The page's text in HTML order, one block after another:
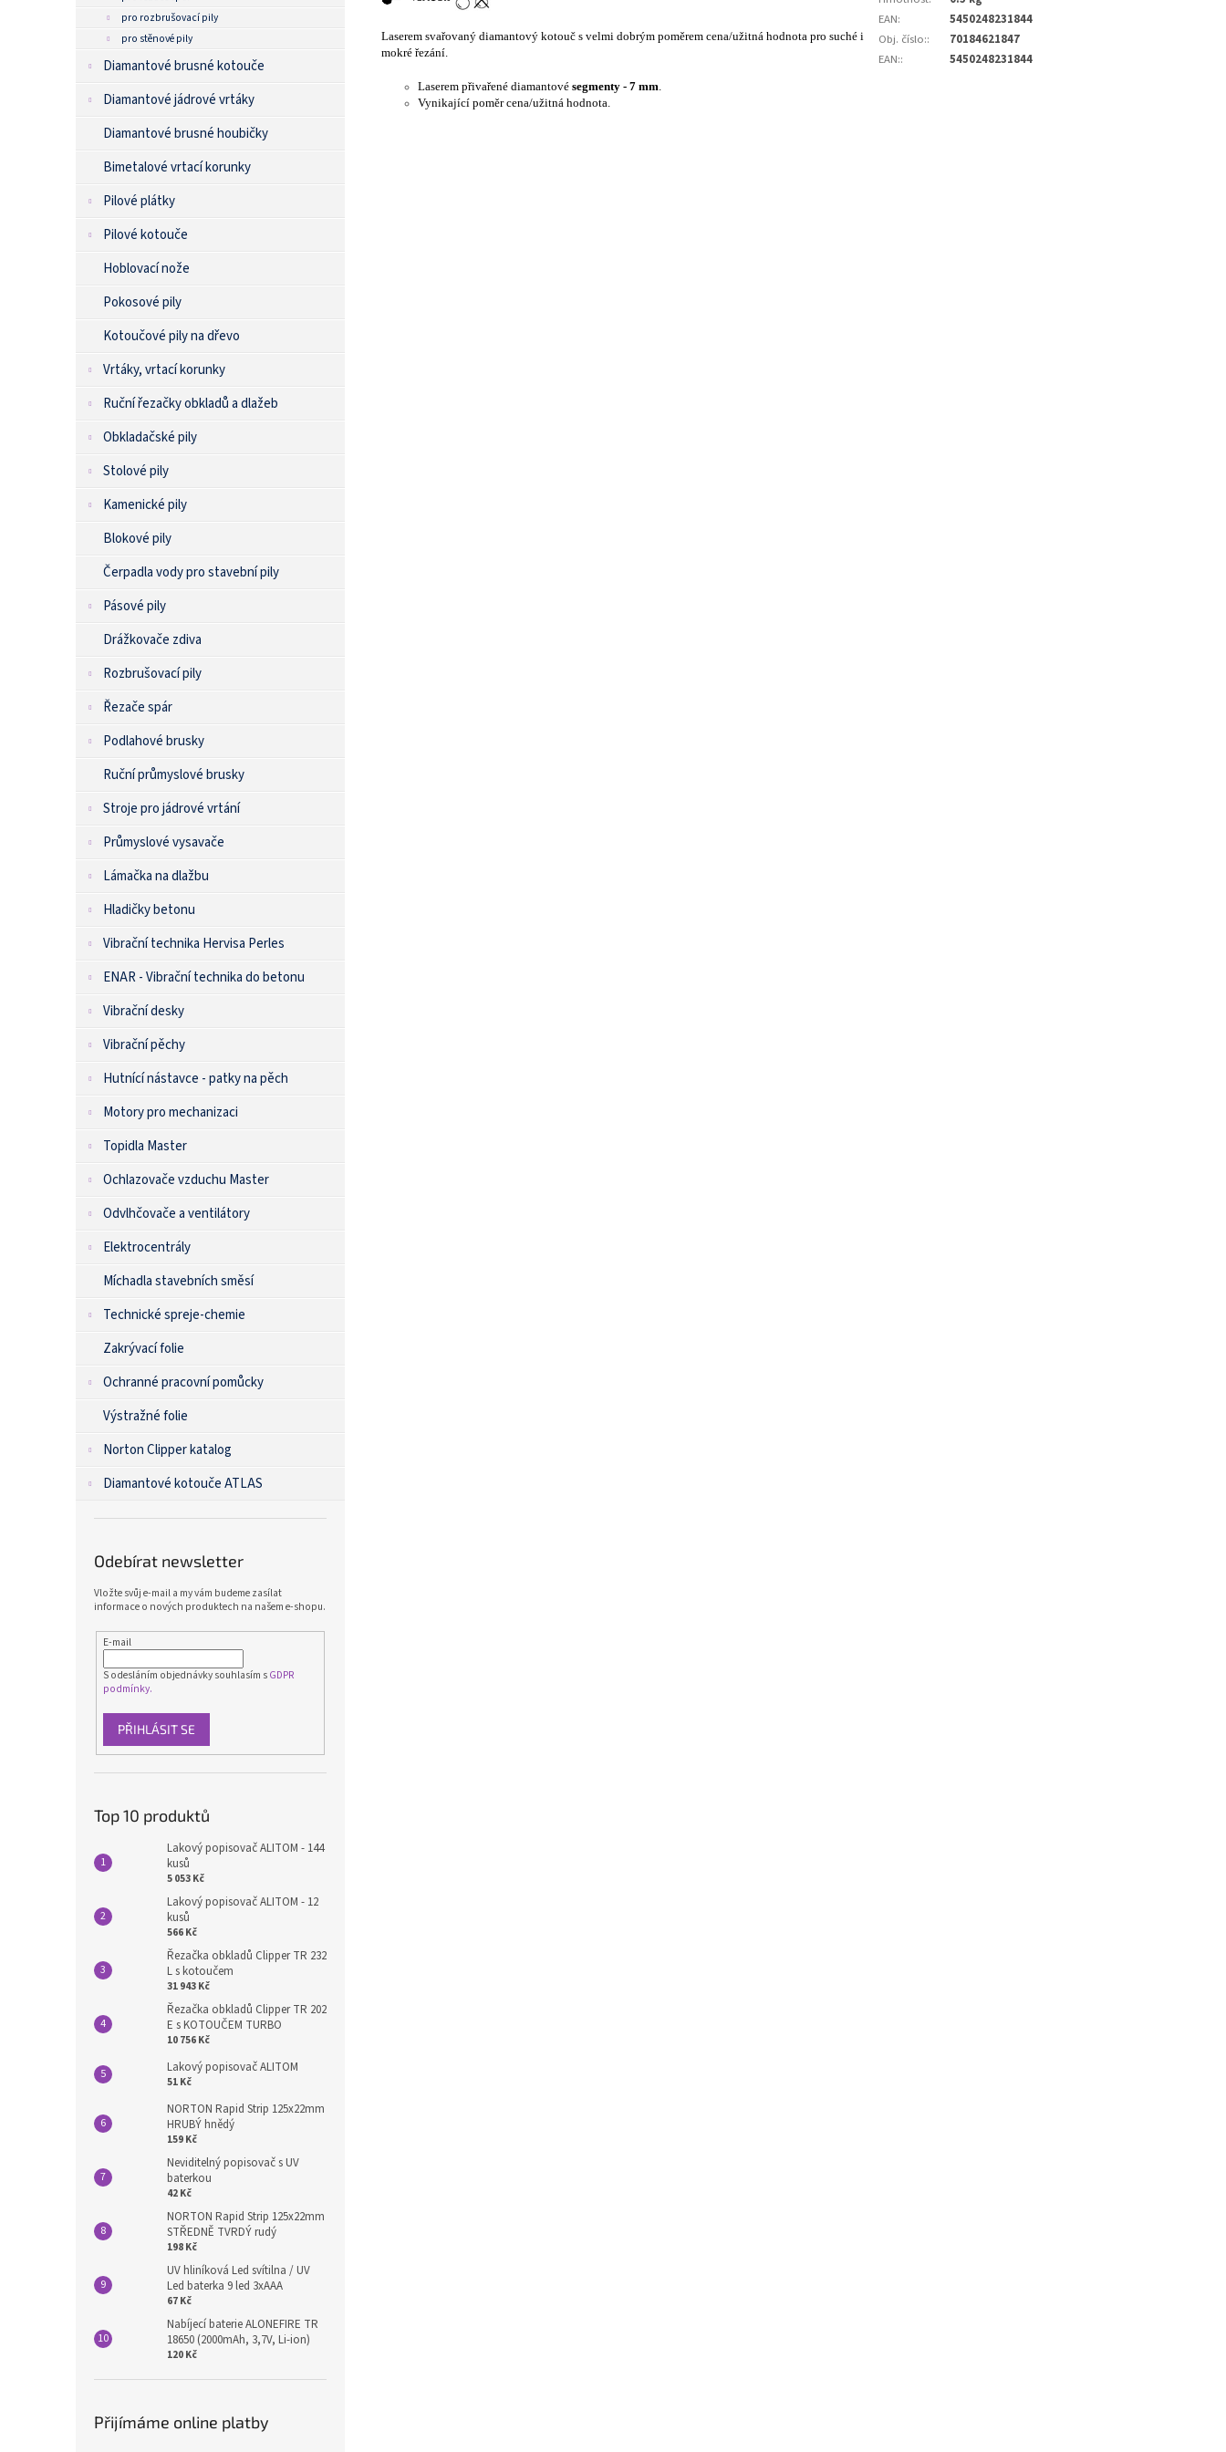
pro rozbrušovací pily
pro stěnové pily
Diamantové brusné kotouče
Diamantové jádrové vrtáky
Diamantové brusné houbičky
Bimetalové vrtací korunky
Pilové plátky
Pilové kotouče
Hoblovací nože
Pokosové pily
Kotoučové pily na dřevo
Vrtáky, vrtací korunky
Ruční řezačky obkladů a dlažeb
Obkladačské pily
Stolové pily
Kamenické pily
Blokové pily
Čerpadla vody pro stavební pily
Pásové pily
Drážkovače zdiva
Rozbrušovací pily
Řezače spár
Podlahové brusky
Ruční průmyslové brusky
Stroje pro jádrové vrtání
Průmyslové vysavače
Lámačka na dlažbu
Hladičky betonu
Vibrační technika Hervisa Perles
ENAR - Vibrační technika do betonu
Vibrační desky
Vibrační pěchy
Hutnící nástavce - patky na pěch
Motory pro mechanizaci
Topidla Master
Ochlazovače vzduchu Master
Odvlhčovače a ventilátory
Elektrocentrály
Míchadla stavebních směsí
Technické spreje-chemie
Zakrývací folie
Ochranné pracovní pomůcky
Výstražné folie
Norton Clipper katalog
Diamantové kotouče ATLAS
Odebírat newsletter
Vložte svůj e-mail a my vám budeme zasílat
informace o nových produktech na našem e-shopu.
E-mail
S odesláním objednávky souhlasím sGDPR
podmínky.
PŘIHLÁSIT SE
Top 10 produktů
Lakový popisovač ALITOM - 144
kusů
5 053 Kč
Lakový popisovač ALITOM - 12
kusů
566 Kč
Řezačka obkladů Clipper TR 232
L s kotoučem
31 943 Kč
Řezačka obkladů Clipper TR 202
E s KOTOUČEM TURBO
10 756 Kč
Lakový popisovač ALITOM
51 Kč
NORTON Rapid Strip 125x22mm
HRUBÝ hnědý
159 Kč
Neviditelný popisovač s UV
baterkou
42 Kč
NORTON Rapid Strip 125x22mm
STŘEDNĚ TVRDÝ rudý
198 Kč
UV hliníková Led svítilna / UV
Led baterka 9 led 3xAAA
67 Kč
Nabíjecí baterie ALONEFIRE TR
18650 (2000mAh, 3,7V, Li-ion)
120 Kč
Přijímáme online platby
Laserem svařovaný diamantový kotouč s velmi dobrým poměrem cena/užitná hodnota pro suché i
mokré řezání.
Laserem přivařené diamantové segmenty - 7 mm
Vynikající poměr cena/užitná hodnota.
EAN:
5450248231844
Obj. číslo::
70184621847
EAN:: 5450248231844